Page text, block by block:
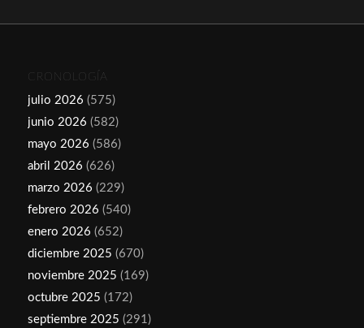
CRONOLOGÍA
julio 2026 (575)
junio 2026 (582)
mayo 2026 (586)
abril 2026 (626)
marzo 2026 (229)
febrero 2026 (540)
enero 2026 (652)
diciembre 2025 (670)
noviembre 2025 (169)
octubre 2025 (172)
septiembre 2025 (291)